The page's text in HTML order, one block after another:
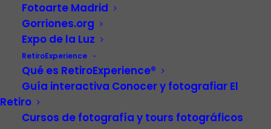
Fotoarte Madrid
Gorriones.org
Expo de la Luz
RetiroExperience
Qué es RetiroExperience®
Guía interactiva Conocer y fotografiar El
Retiro
Cursos de fotografía y tours fotográficos
Aves